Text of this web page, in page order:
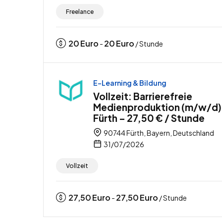
Freelance
20Euro - 20Euro / Stunde
E-Learning & Bildung
Vollzeit: Barrierefreie
Medienproduktion (m/w/
Fürth – 27,50 € / Stunde
90744 Fürth, Bayern, Deutschland
31/07/2026
Vollzeit
27,50Euro - 27,50Euro / Stunde